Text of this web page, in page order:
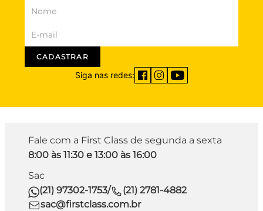
CADASTRAR
Siga nas redes:
Fale com a First Class de segunda a sexta
8:00 às 11:30 e 13:00 às 16:00
Sac
(21) 97302-1753/
(21) 2781-4882
sac@firstclass.com.br